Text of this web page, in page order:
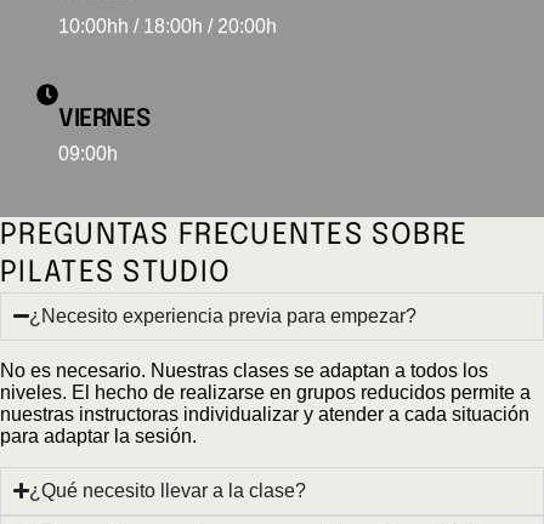
10:00hh / 18:00h / 20:00h
VIERNES
09:00h
PREGUNTAS FRECUENTES SOBRE
PILATES STUDIO
¿Necesito experiencia previa para empezar?
No es necesario. Nuestras clases se adaptan a todos los
niveles. El hecho de realizarse en grupos reducidos permite a
nuestras instructoras individualizar y atender a cada situación
para adaptar la sesión.
¿Qué necesito llevar a la clase?